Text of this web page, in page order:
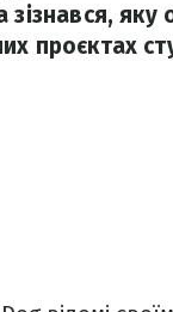
проєктах